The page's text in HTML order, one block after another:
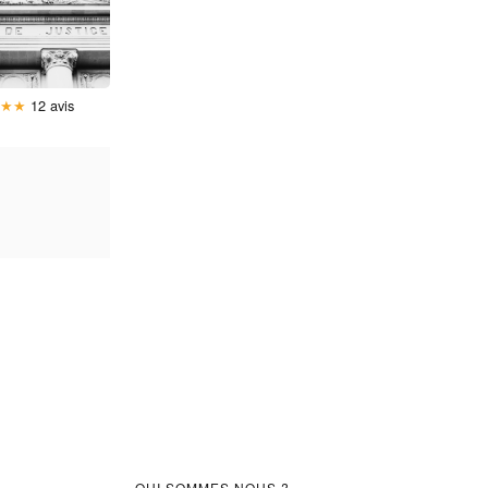
★★ 12 avis